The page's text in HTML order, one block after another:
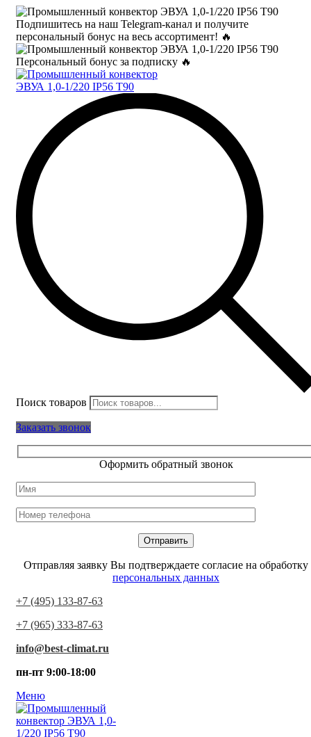
Подпишитесь на наш Telegram-канал и получите
персональный бонус на весь ассортимент! 🔥
Персональный бонус за подписку 🔥
Поиск товаров
Заказать звонок
Оформить обратный звонок
Отправляя заявку Вы подтверждаете согласие на обработку
персональных данных
+7 (495) 133-87-63
+7 (965) 333-87-63
info@best-climat.ru
пн-пт 9:00-18:00
Меню